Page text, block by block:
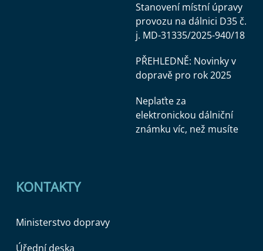
Stanovení místní úpravy
provozu na dálnici D35 č.
j. MD-31335/2025-940/18
PŘEHLEDNĚ: Novinky v
dopravě pro rok 2025
Neplaťte za
elektronickou dálniční
známku víc, než musíte
KONTAKTY
Ministerstvo dopravy
Úřední deska